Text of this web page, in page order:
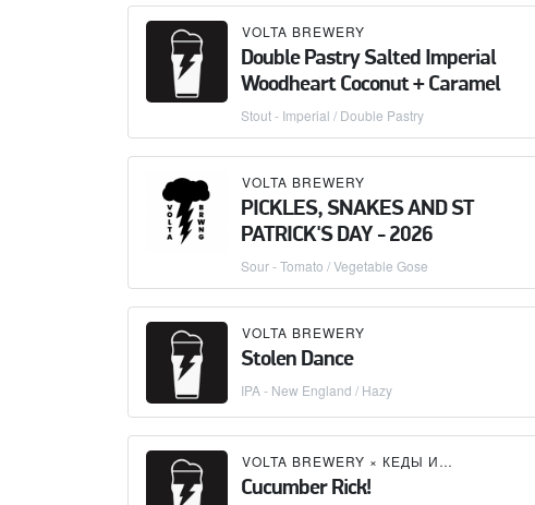
VOLTA BREWERY
Double Pastry Salted Imperial
Woodheart Coconut + Caramel
Stout - Imperial / Double Pastry
VOLTA BREWERY
PICKLES, SNAKES AND ST
PATRICK'S DAY - 2026
Sour - Tomato / Vegetable Gose
VOLTA BREWERY
Stolen Dance
IPA - New England / Hazy
VOLTA BREWERY × КЕДЫ ИСКУССТВОВЕДА
Cucumber Rick!